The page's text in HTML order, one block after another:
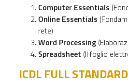
Computer Essentials
Online Essentials
rete)
Word Processing
Spreadsheet (Il foglio
ICDL FULL STANDARD